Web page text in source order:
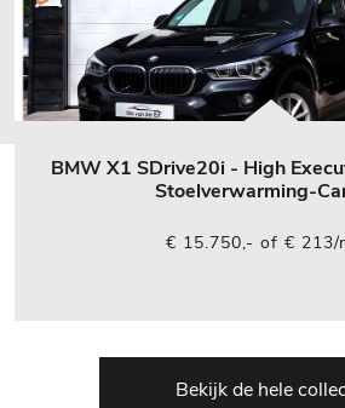
BMW X1 SDrive20i - High
Stoelverwarming-
€ 15.750,- of € 213/
Bekijk de hele